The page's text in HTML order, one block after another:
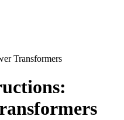
Transformers